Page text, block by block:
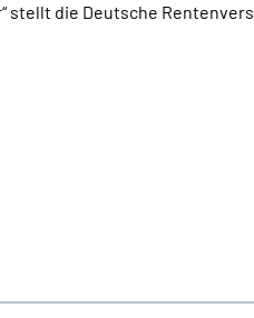
stellt die Deutsche